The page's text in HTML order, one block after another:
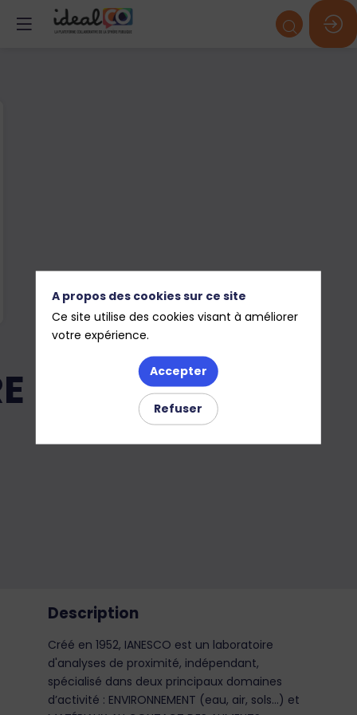
Description
Créé en 1952, IANESCO est un laboratoire
d'analyses de proximité, indépendant,
spécialisé dans deux principaux domaines
d’activité : ENVIRONNEMENT (eau, air, sols...) et
A propos des cookies sur ce site
Ce site utilise des cookies visant à améliorer
votre expérience.
Accepter
Refuser